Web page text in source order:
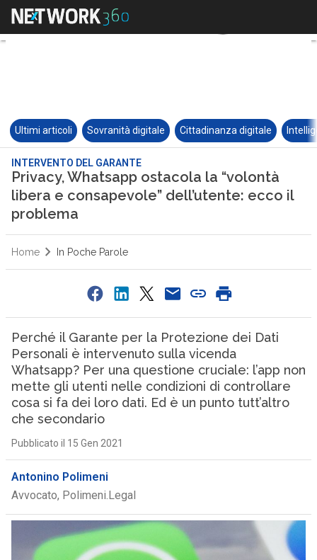
Ultimi articoli Sovranità digitale Cittadinanza digitale
INTERVENTO DEL GARANTE
Privacy, Whatsapp ostacola la “volontà
libera e consapevole” dell’utente: ecco il
problema
Home In Poche Parole
Perché il Garante per la Protezione dei Dati
Personali è intervenuto sulla vicenda
Whatsapp? Per una questione cruciale: l’app non
mette gli utenti nelle condizioni di controllare
cosa si fa dei loro dati. Ed è un punto tutt’altro
che secondario
Pubblicato il 15 Gen 2021
Antonino Polimeni
Avvocato, Polimeni.Legal